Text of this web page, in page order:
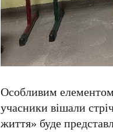
Особливим
учасники вішали
життя» буде